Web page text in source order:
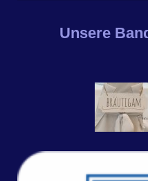
Unsere